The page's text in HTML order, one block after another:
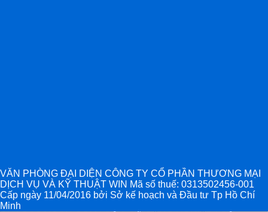
VĂN PHÒNG ĐẠI DIỆN CÔNG TY CỔ PHẦN THƯƠNG MẠI
DỊCH VỤ VÀ KỸ THUẬT WIN Mã số thuế: 0313502456-001
Cấp ngày 11/04/2016 bởi Sở kế hoạch và Đầu tư Tp Hồ Chí
Minh